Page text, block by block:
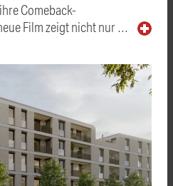
Comeback-
Film zeigt nicht nur …